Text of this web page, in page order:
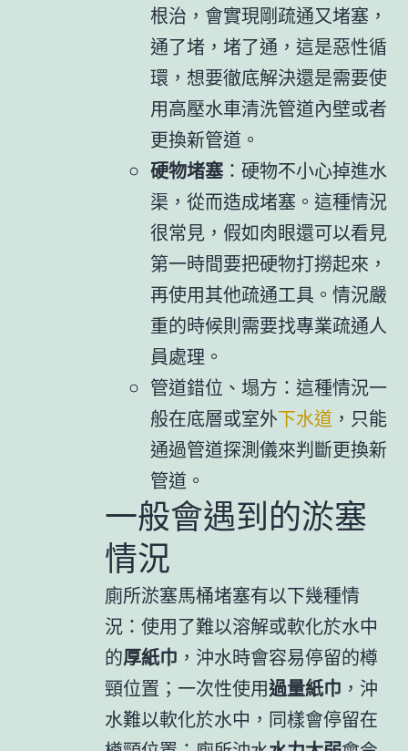
根治，會實現剛疏通又堵塞，
通了堵，堵了通，這是惡性循
環，想要徹底解決還是需要使
用高壓水車清洗管道內壁或者
更換新管道。
硬物堵塞：硬物不小心掉進水
渠，從而造成堵塞。這種情況
很常見，假如肉眼還可以看見
第一時間要把硬物打撈起來，
再使用其他疏通工具。情況嚴
重的時候則需要找專業疏通人
員處理。
管道錯位、塌方：這種情況一
般在底層或室外下水道 ，只能
通過管道探測儀來判斷更換新
管道。
一般會遇到的淤塞
情況
廁所淤塞馬桶堵塞有以下幾種情
況：使用了難以溶解或軟化於水中
的厚紙巾 ，沖水時會容易停留的樽
頸位置；一次性使用過量紙巾 ，沖
水難以軟化於水中，同樣會停留在